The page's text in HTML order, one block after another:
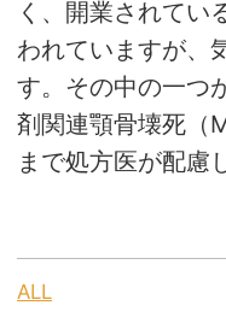
く、開業されてい
われていますが、
す。その中の一つ
剤関連顎骨壊死（
まで処方医が配慮
ALL